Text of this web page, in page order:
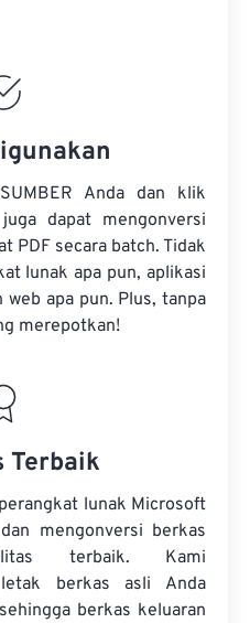
Anda dan klik
dapat mengonversi
PDF secara batch. Tidak
lunak apa pun, aplikasi
apa pun. Plus, tanpa
merepotkan!
Terbaik
lunak Microsoft
mengonversi berkas
terbaik. Kami
berkas asli Anda
berkas keluaran